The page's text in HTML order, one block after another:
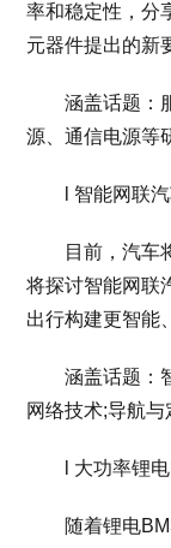
率和稳定性，分
元器件提出的新
涵盖话题：服
源、通信电源等
l 智能网联汽
目前，汽车将
将探讨智能网联
出行构建更智能
涵盖话题：智
网络技术;导航
l 大功率锂电
随着锂电BMS